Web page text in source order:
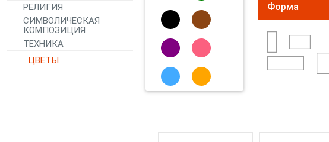
РЕЛИГИЯ
СИМВОЛИЧЕСКАЯ
КОМПОЗИЦИЯ
ТЕХНИКА
ЦВЕТЫ
Форма